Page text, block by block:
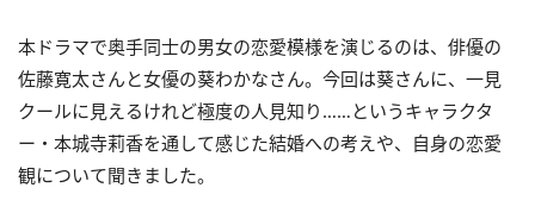
本ドラマで奥手同士の男女の恋愛模様を演じるのは、俳優の
佐藤寛太さんと女優の葵わかなさん。今回は葵さんに、一見
クールに見えるけれど極度の人見知り……というキャラクタ
ー・本城寺莉香を通して感じた結婚への考えや、自身の恋愛
観について聞きました。